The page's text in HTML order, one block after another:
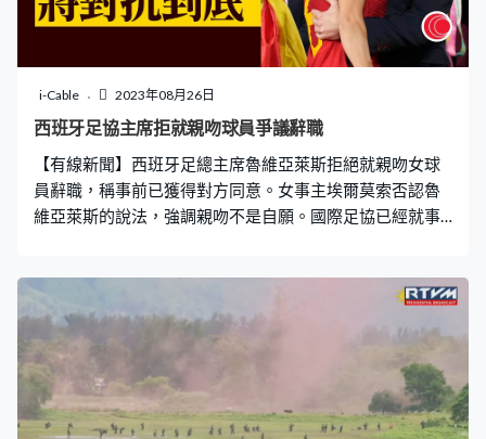
i-Cable 2023年08月26日
西班牙足協主席拒就親吻球員爭議辭職
【有線新聞】西班牙足總主席魯維亞萊斯拒絕就親吻女球
員辭職，稱事前已獲得對方同意。女事主埃爾莫索否認魯
維亞萊斯的說法，強調親吻不是自願。國際足協已經就事
嚴重到需要我辭職嗎？即使我是西班牙足球界最出色的管
理人員？你認為我需要辭職嗎？讓我告訴你，我不會辭
職，我不會辭職，我不會辭職，我不會辭職，我不會辭
職。 46歲的魯維亞萊斯被指在剛過去的女子足球世界盃頒
獎禮上，強吻西班牙球員埃爾莫索的嘴。 他解釋是埃爾莫
索主動與他有身體接觸，他問埃爾莫索能否輕輕吻她一